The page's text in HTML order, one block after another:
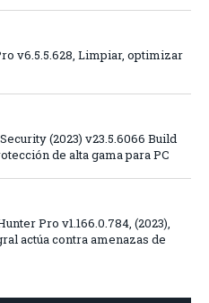
v6.5.5.628, Limpiar, optimizar
(2023) v23.5.6066 Build
de alta gama para PC
Pro v1.166.0.784, (2023),
actúa contra amenazas de